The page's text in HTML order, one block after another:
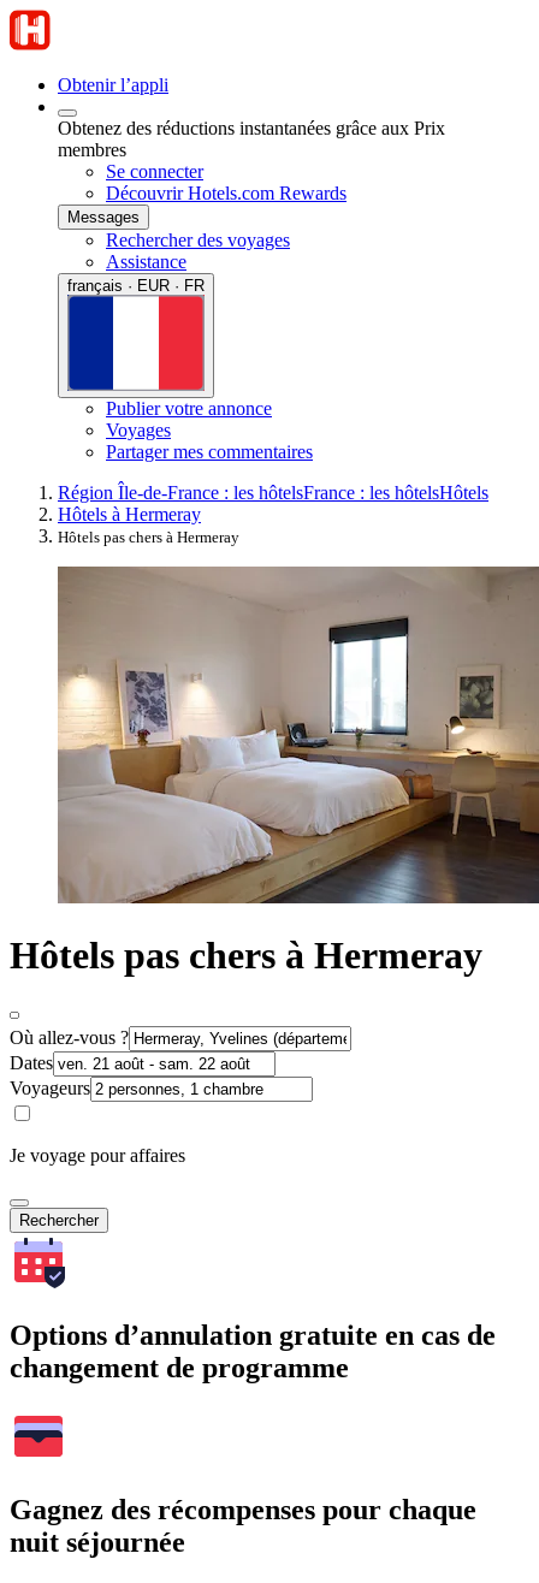
Obtenir l’appli
Obtenez des réductions instantanées grâce aux Prix
membres
Se connecter
Découvrir Hotels.com Rewards
Messages
Rechercher des voyages
Assistance
français · EUR · FR
Publier votre annonce
Voyages
Partager mes commentaires
Région Île-de-France : les hôtelsFrance : les hôtelsHôtels
Hôtels à Hermeray
Hôtels pas chers à Hermeray
Hôtels pas chers à Hermeray
Où allez-vous ?
Dates
Voyageurs
Je voyage pour affaires
Rechercher
Options d’annulation gratuite en cas de
changement de programme
Gagnez des récompenses pour chaque
nuit séjournée